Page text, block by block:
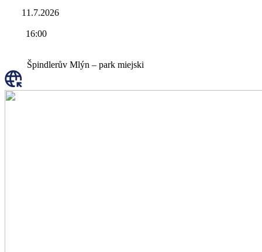
11.7.2026
16:00
Špindlerův Mlýn – park miejski